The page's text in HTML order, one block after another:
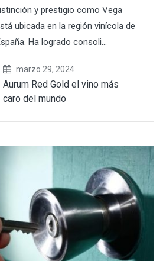
y prestigio como Vega
ubicada en la región vinícola de
Ha logrado consoli...
marzo 29, 2024
Aurum Red Gold el vino más
caro del mundo